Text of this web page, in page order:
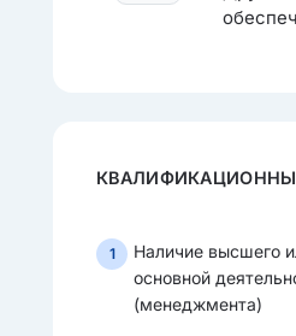
1
Наличие высшего
основной
(менеджмента)